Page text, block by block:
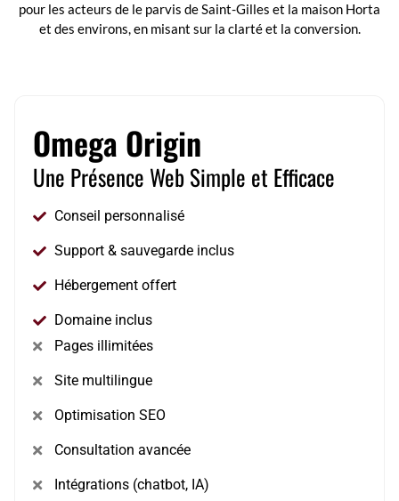
pour les acteurs de le parvis de Saint-Gilles et la maison Horta
et des environs, en misant sur la clarté et la conversion.
Omega Origin
Une Présence Web Simple et Efficace
Conseil personnalisé
Support & sauvegarde inclus
Hébergement offert
Domaine inclus
Pages illimitées
Site multilingue
Optimisation SEO
Consultation avancée
Intégrations (chatbot, IA)